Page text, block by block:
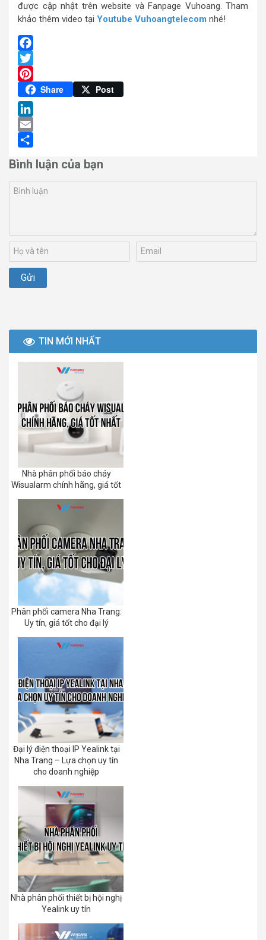
được cập nhật trên website và Fanpage Vuhoang. Tham
khảo thêm video tại Youtube Vuhoangtelecom nhé!
Facebook
Twitter
Pinterest
Share Post
LinkedIn
Email
Bình luận của bạn
TIN MỚI NHẤT
Nhà phân phối báo cháy
Wisualarm chính hãng, giá tốt
Phân phối camera Nha Trang:
Uy tín, giá tốt cho đại lý
Đại lý điện thoại IP Yealink tại
Nha Trang – Lựa chọn uy tín
cho doanh nghiệp
Nhà phân phối thiết bị hội nghị
Yealink uy tín